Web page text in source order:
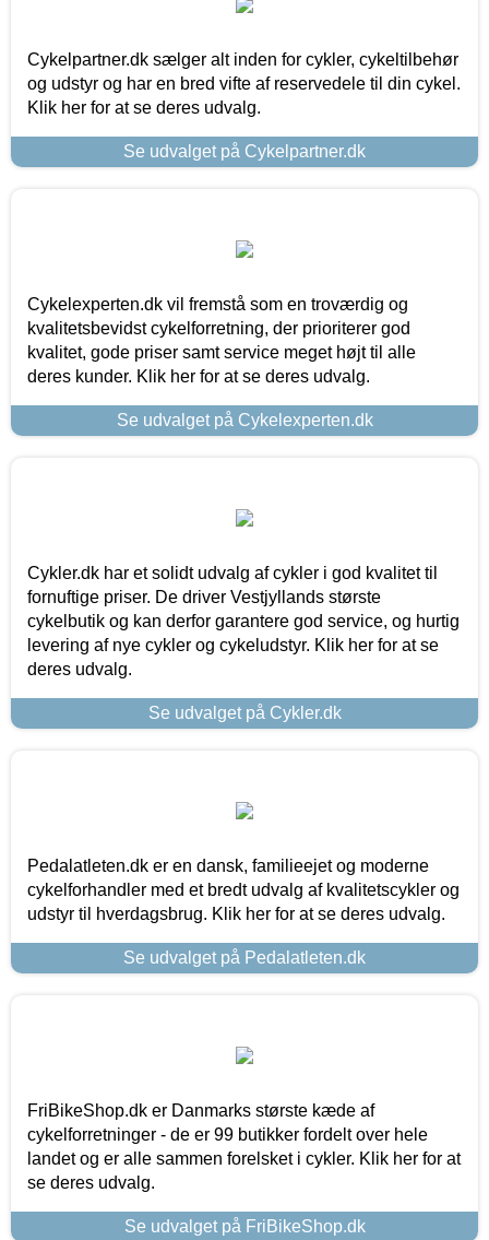
Cykelpartner.dk sælger alt inden for cykler, cykeltilbehør
og udstyr og har en bred vifte af reservedele til din cykel.
Klik her for at se deres udvalg.
Se udvalget på Cykelpartner.dk
Cykelexperten.dk vil fremstå som en troværdig og
kvalitetsbevidst cykelforretning, der prioriterer god
kvalitet, gode priser samt service meget højt til alle
deres kunder. Klik her for at se deres udvalg.
Se udvalget på Cykelexperten.dk
Cykler.dk har et solidt udvalg af cykler i god kvalitet til
fornuftige priser. De driver Vestjyllands største
cykelbutik og kan derfor garantere god service, og hurtig
levering af nye cykler og cykeludstyr. Klik her for at se
deres udvalg.
Se udvalget på Cykler.dk
Pedalatleten.dk er en dansk, familieejet og moderne
cykelforhandler med et bredt udvalg af kvalitetscykler og
udstyr til hverdagsbrug. Klik her for at se deres udvalg.
Se udvalget på Pedalatleten.dk
FriBikeShop.dk er Danmarks største kæde af
cykelforretninger - de er 99 butikker fordelt over hele
landet og er alle sammen forelsket i cykler. Klik her for at
se deres udvalg.
Se udvalget på FriBikeShop.dk